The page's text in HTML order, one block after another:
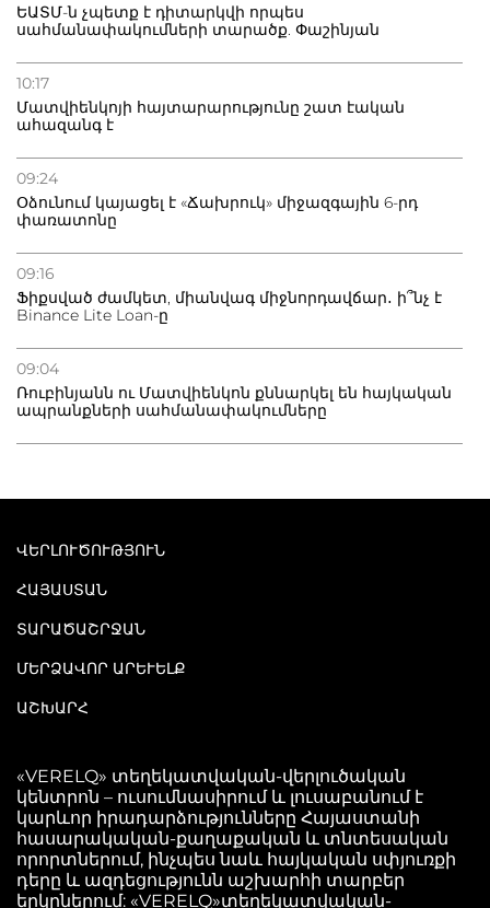
ԵԱՏՄ-ն չպետք է դիտարկվի որպես
սահմանափակումների տարածք. Փաշինյան
10:17
Մատվիենկոյի հայտարարությունը շատ էական
ահազանգ է
09:24
Օձունում կայացել է «Ճախրուկ» միջազգային 6-րդ
փառատոնը
09:16
Ֆիքսված ժամկետ, միանվագ միջնորդավճար․ ի՞նչ է
Binance Lite Loan-ը
09:04
Ռուբինյանն ու Մատվիենկոն քննարկել են հայկական
ապրանքների սահմանափակումները
ՎԵՐԼՈՒԾՈՒԹՅՈՒՆ
ՀԱՅԱՍՏԱՆ
ՏԱՐԱԾԱՇՐՋԱՆ
ՄԵՐՁԱՎՈՐ ԱՐԵՒԵԼՔ
ԱՇԽԱՐՀ
«VERELQ» տեղեկատվական-վերլուծական
կենտրոն – ուսումնասիրում և լուսաբանում է
կարևոր իրադարձությունները Հայաստանի
հասարակական-քաղաքական և տնտեսական
որորտներում, ինչպես նաև հայկական սփյուռքի
դերը և ազդեցությունն աշխարհի տարբեր
երկրներում: «VERELQ»տեղեկատվական-